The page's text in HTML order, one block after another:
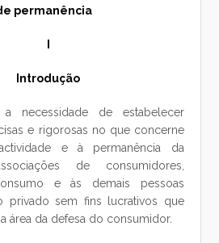
permanência
Introdução
a necessidade de estabelecer
e rigorosas no que concerne
e à permanência da
de consumidores,
e às demais pessoas
privado sem fins lucrativos que
área da defesa do consumidor.